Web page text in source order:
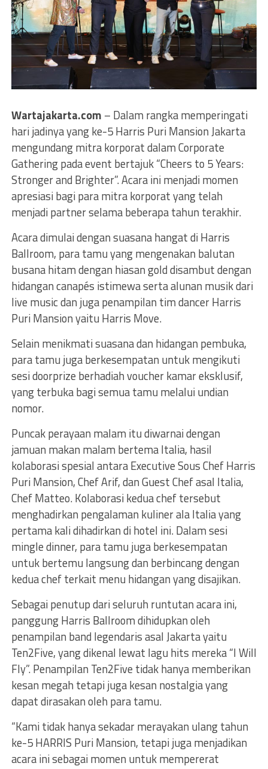
Wartajakarta.com – Dalam rangka memperingati
hari jadinya yang ke-5 Harris Puri Mansion Jakarta
mengundang mitra korporat dalam Corporate
Gathering pada event bertajuk “Cheers to 5 Years:
Stronger and Brighter”. Acara ini menjadi momen
apresiasi bagi para mitra korporat yang telah
menjadi partner selama beberapa tahun terakhir.
Acara dimulai dengan suasana hangat di Harris
Ballroom, para tamu yang mengenakan balutan
busana hitam dengan hiasan gold disambut dengan
hidangan canapés istimewa serta alunan musik dari
live music dan juga penampilan tim dancer Harris
Puri Mansion yaitu Harris Move.
Selain menikmati suasana dan hidangan pembuka,
para tamu juga berkesempatan untuk mengikuti
sesi doorprize berhadiah voucher kamar eksklusif,
yang terbuka bagi semua tamu melalui undian
nomor.
Puncak perayaan malam itu diwarnai dengan
jamuan makan malam bertema Italia, hasil
kolaborasi spesial antara Executive Sous Chef Harris
Puri Mansion, Chef Arif, dan Guest Chef asal Italia,
Chef Matteo. Kolaborasi kedua chef tersebut
menghadirkan pengalaman kuliner ala Italia yang
pertama kali dihadirkan di hotel ini. Dalam sesi
mingle dinner, para tamu juga berkesempatan
untuk bertemu langsung dan berbincang dengan
kedua chef terkait menu hidangan yang disajikan.
Sebagai penutup dari seluruh runtutan acara ini,
panggung Harris Ballroom dihidupkan oleh
penampilan band legendaris asal Jakarta yaitu
Ten2Five, yang dikenal lewat lagu hits mereka “I Will
Fly”. Penampilan Ten2Five tidak hanya memberikan
kesan megah tetapi juga kesan nostalgia yang
dapat dirasakan oleh para tamu.
“Kami tidak hanya sekadar merayakan ulang tahun
ke-5 HARRIS Puri Mansion, tetapi juga menjadikan
acara ini sebagai momen untuk mempererat